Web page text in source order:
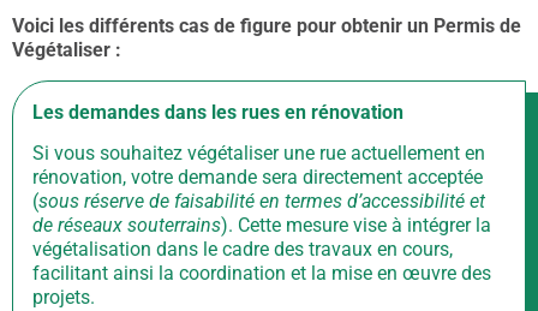
Voici les différents cas de figure pour obtenir un Permis de
Végétaliser :
Les demandes dans les rues en rénovation
Si vous souhaitez végétaliser une rue actuellement en
rénovation, votre demande sera directement acceptée
(sous réserve de faisabilité en termes d’accessibilité et
de réseaux souterrains). Cette mesure vise à intégrer la
végétalisation dans le cadre des travaux en cours,
facilitant ainsi la coordination et la mise en œuvre des
projets.